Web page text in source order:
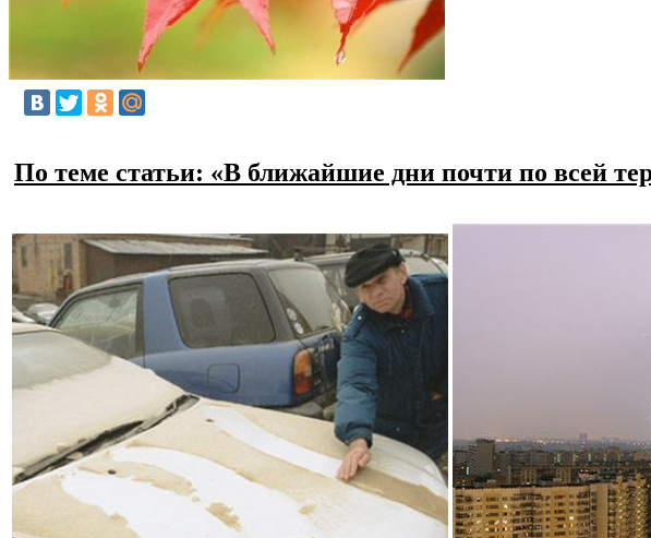
По теме статьи: «В ближайшие дни почти по всей